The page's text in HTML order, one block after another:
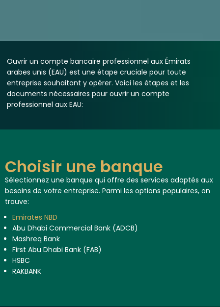
Ouvrir un compte bancaire professionnel aux Émirats
arabes unis (EAU) est une étape cruciale pour toute
entreprise souhaitant y opérer. Voici les étapes et les
documents nécessaires pour ouvrir un compte
professionnel aux EAU:
Choisir une banque
Sélectionnez une banque qui offre des services adaptés aux
besoins de votre entreprise. Parmi les options populaires, on
trouve:
Emirates NBD
Abu Dhabi Commercial Bank (ADCB)
Mashreq Bank
First Abu Dhabi Bank (FAB)
HSBC
RAKBANK